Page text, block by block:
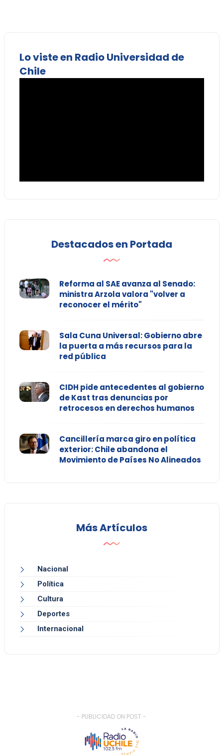
Lo viste en Radio Universidad de
Chile
Destacados en Portada
Reforma al SAE avanza al Senado:
ministra Arzola valora "volver a
reconocer el mérito"
Sala Cuna Universal: Gobierno abre
la puerta a más recursos para la
red pública
CIDH pide antecedentes al gobierno
de Kast tras denuncias por
retrocesos en derechos humanos
Cancillería marca giro en política
exterior: Chile abandona el
Movimiento de Países No Alineados
Más Artículos
Nacional
Política
Cultura
Deportes
Internacional
- PUBLICIDAD ON POST -